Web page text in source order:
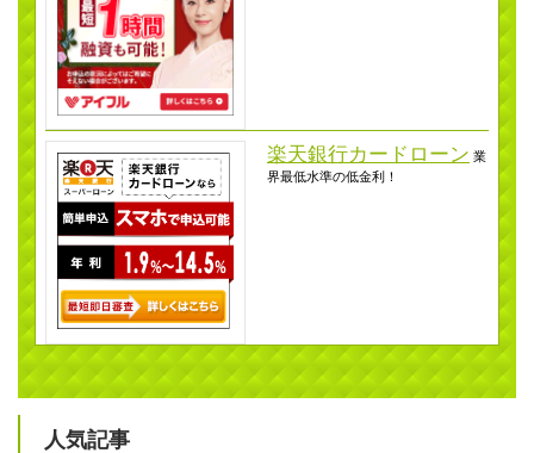
楽天銀行カードローン 業
界最低水準の低金利！
人気記事